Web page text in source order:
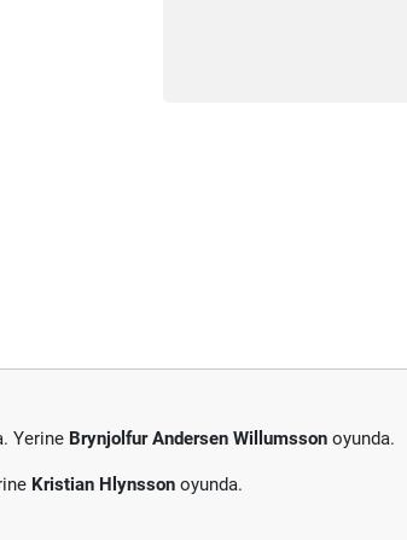
Yerine Brynjolfur Andersen Willumsson oyunda.
Kristian Hlynsson oyunda.